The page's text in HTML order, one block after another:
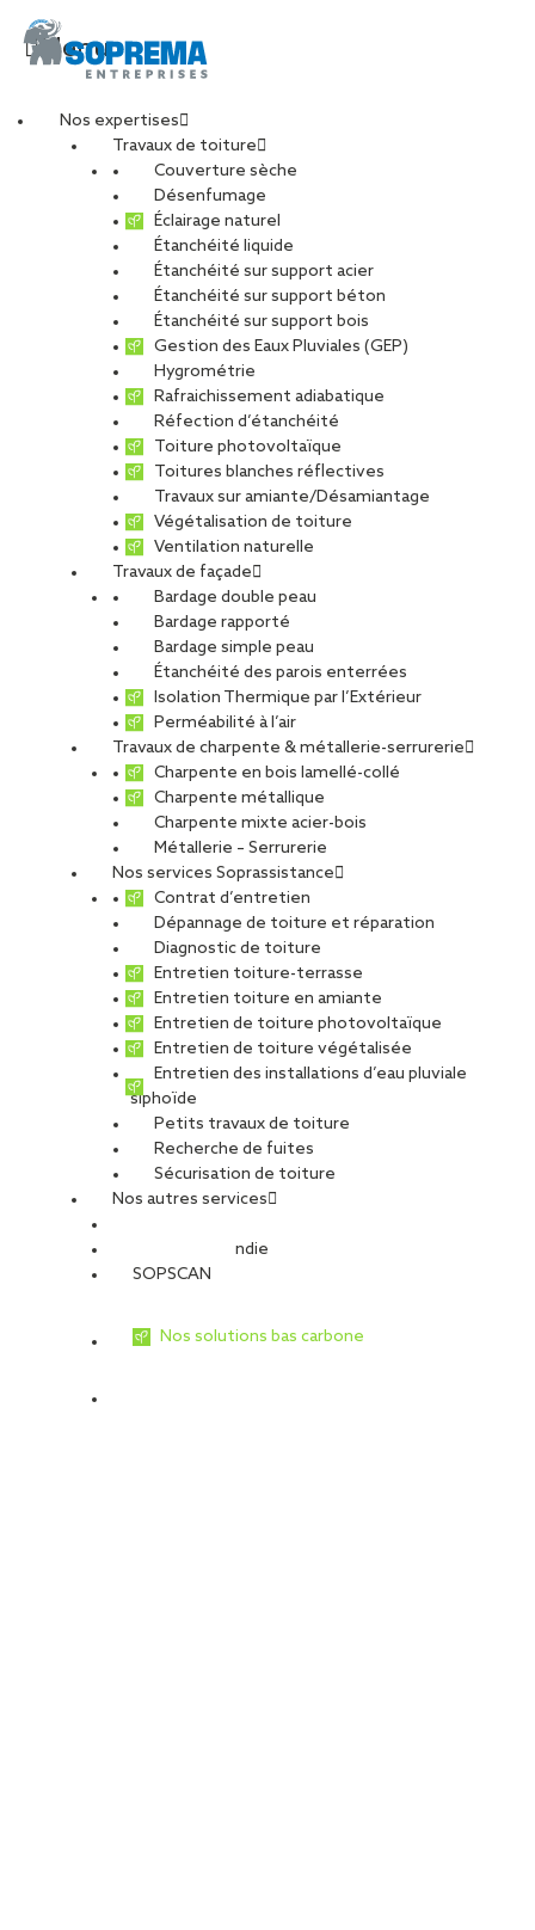
Menu
Nos expertises
Travaux de toiture
Couverture sèche
Désenfumage
Éclairage naturel
Étanchéité liquide
Étanchéité sur support acier
Étanchéité sur support béton
Étanchéité sur support bois
Gestion des Eaux Pluviales (GEP)
Hygrométrie
Rafraichissement adiabatique
Réfection d’étanchéité
Toiture photovoltaïque
Toitures blanches réflectives
Travaux sur amiante/Désamiantage
Végétalisation de toiture
Ventilation naturelle
Travaux de façade
Bardage double peau
Bardage rapporté
Bardage simple peau
Étanchéité des parois enterrées
Isolation Thermique par l’Extérieur
Perméabilité à l’air
Travaux de charpente & métallerie-serrurerie
Charpente en bois lamellé-collé
Charpente métallique
Charpente mixte acier-bois
Métallerie – Serrurerie
Nos services Soprassistance
Contrat d’entretien
Dépannage de toiture et réparation
Diagnostic de toiture
Entretien toiture-terrasse
Entretien toiture en amiante
Entretien de toiture photovoltaïque
Entretien de toiture végétalisée
Entretien des installations d’eau pluviale
siphoïde
Petits travaux de toiture
Recherche de fuites
Sécurisation de toiture
Nos autres services
Sécurité Incendie
SOPSCAN
Nos solutions bas carbone
Pignon pendant
PARTAGER
19 août 2021